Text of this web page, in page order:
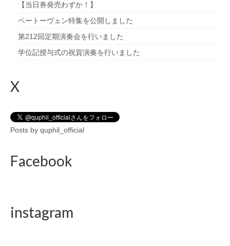
【当日券発売わずか！】
ベートーヴェン特集を公開しました
第212回定期演奏会を行いました
学位記授与式の祝賀演奏を行いました
X
Posts by quphil_official
Facebook
instagram